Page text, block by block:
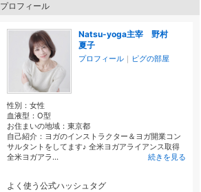
プロフィール
Natsu-yoga主宰 野村
夏子
プロフィール ｜ ピグの部屋
性別： 女性
血液型： O型
お住まいの地域： 東京都
自己紹介：ヨガのインストラクター＆ヨガ開業コン
サルタントをしてます♪ 全米ヨガアライアンス取得
全米ヨガアラ...
続きを見る
よく使う公式ハッシュタグ